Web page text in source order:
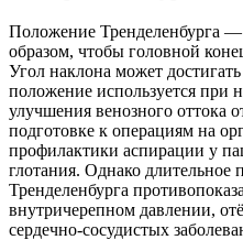
Положение Тренделенбурга —
образом, чтобы головной
Угол наклона может
положение используется при
улучшения венозного оттока
подготовке к операциям на
профилактики аспирации у
глотания. Однако
Тренделенбурга
внутричерепном давлении,
сердечно-сосудистых